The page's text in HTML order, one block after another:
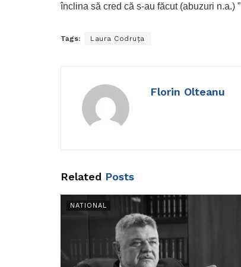
înclina să cred că s-au făcut (abuzuri n.a.) ”
Tags: Laura Codruța
Florin Olteanu
Related Posts
NATIONAL